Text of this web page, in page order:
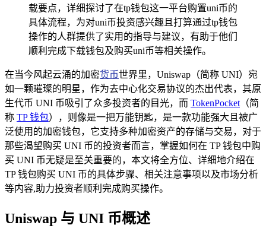
载要点，详细探讨了在tp钱包这一平台购置uni币的
具体流程，为对uni币投资感兴趣且打算通过tp钱包
操作的人群提供了实用的指导与建议，有助于他们
顺利完成下载钱包及购买uni币等相关操作。
在当今风起云涌的加密货币世界里，Uniswap（简称 UNI）宛
如一颗璀璨的明星，作为去中心化交易协议的杰出代表，其原
生代币 UNI 币吸引了众多投资者的目光，而 TokenPocket （简
称 TP 钱包），则像是一把万能钥匙，是一款功能强大且被广
泛使用的加密钱包，它支持多种加密资产的存储与交易，对于
那些渴望购买 UNI 币的投资者而言，掌握如何在 TP 钱包中购
买 UNI 币无疑是至关重要的，本文将全方位、详细地介绍在
TP 钱包购买 UNI 币的具体步骤、相关注意事项以及市场分析
等内容,助力投资者顺利完成购买操作。
Uniswap 与 UNI 币概述